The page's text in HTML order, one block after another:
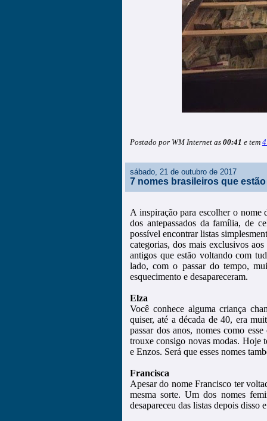
Postado por WM Internet as 00:41 e tem
sábado, 21 de outubro de 2017
7 nomes brasileiros que
A inspiração para escolher o nome
dos antepassados da família, de
possível encontrar listas
categorias, dos mais exclusivos
antigos que estão voltando com
lado, com o passar do tempo,
esquecimento e desapareceram.
Elza
Você conhece alguma criança
quiser, até a década de 40, era
passar dos anos, nomes como
trouxe consigo novas modas. Hoje
e Enzos. Será que esses nomes
Francisca
Apesar do nome Francisco ter
mesma sorte. Um dos nomes
desapareceu das listas depois disso